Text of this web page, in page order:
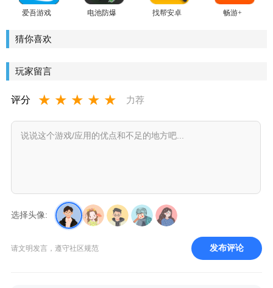
爱吾游戏
版
电池防爆
找帮安卓
畅游+
猜你喜欢
玩家留言
评分 ★ ★ ★ ★ ★ 力荐
选择头像:
请文明发言，遵守社区规范 发布评论